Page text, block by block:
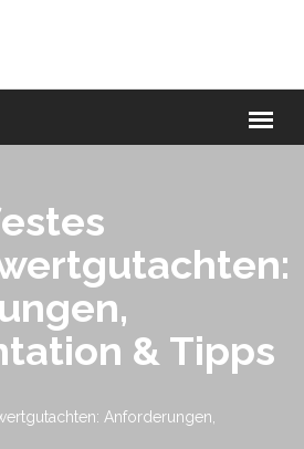
& Tipps
Anforderungen,